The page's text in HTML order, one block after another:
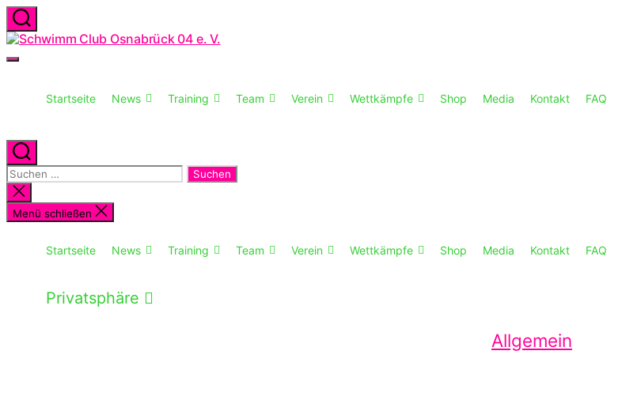
Zum
Inhalt
springen
Suchen
Schwimm
Menü
Startseite News Training Team Verein Wettkämpfe Shop Media Kontakt FAQ
Suchen
Suchen
nach:
Suche
schließen
Menü schließen
Startseite News Training Team Verein Wettkämpfe Shop Media Kontakt FAQ
Privatsphäre
Kategorien
Allgemein